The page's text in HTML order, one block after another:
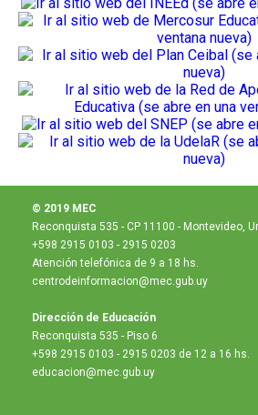
© 2019 MEC
Reconquista 535 - CP 11100 - Montevideo,
+598 2915 0103 - 2915 0203
Atención telefónica de 9 a 18 hs.
centrodeinformacion@mec.gub.uy
Dirección de Educación
Reconquista 535 - Piso 6
+598 2915 0103 - 2915 0203 de 12 a 16 hs.
educacion@mec.gub.uy